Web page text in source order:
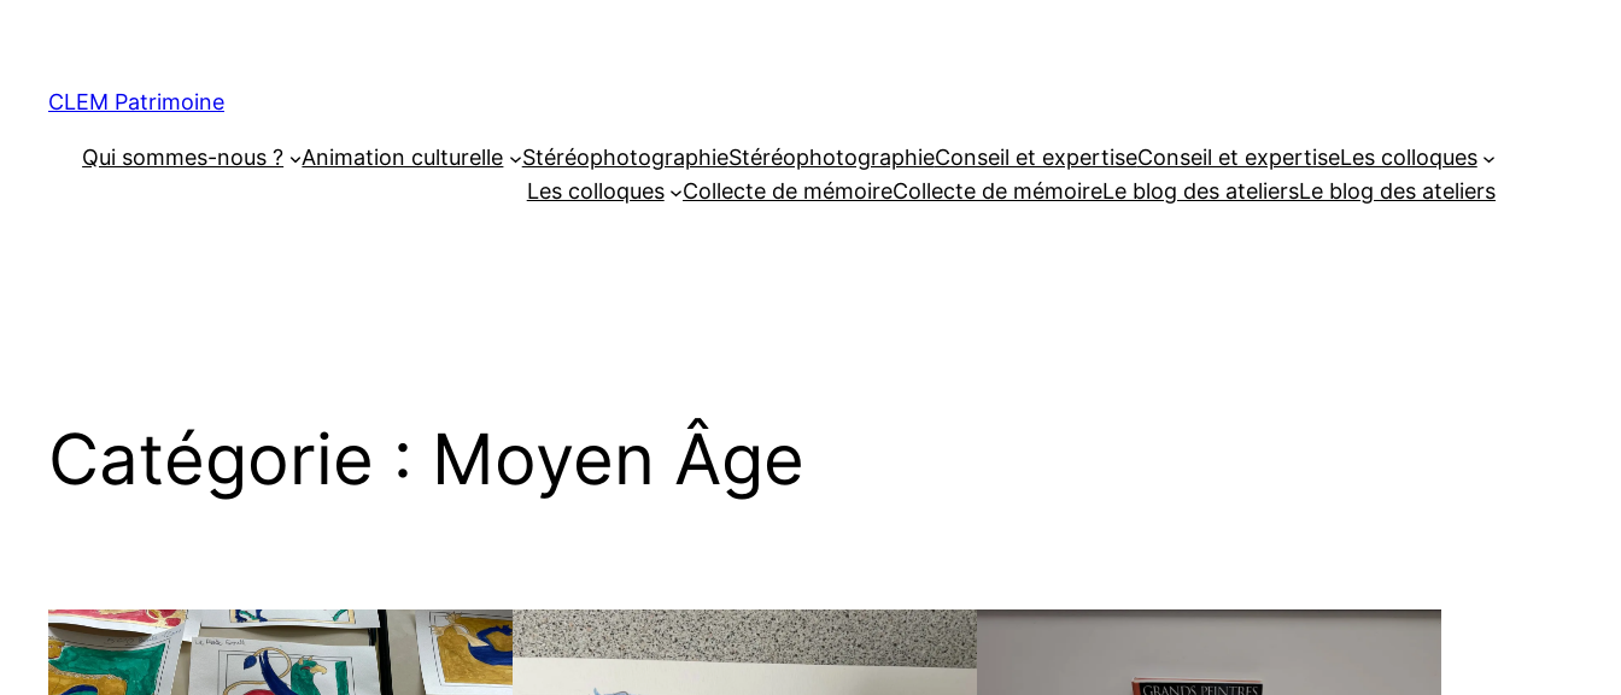
CLEM Patrimoine
Qui sommes-nous ? Animation culturelle StéréophotographieStéréophotographieConseil et expertiseConseil et expertiseLes colloques
Les colloques
Collecte de mémoireCollecte de mémoireLe blog des ateliersLe blog des ateliers
Catégorie : Moyen Âge